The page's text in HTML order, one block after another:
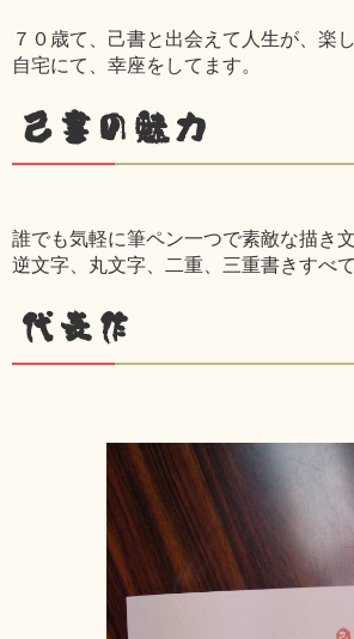
７０歳て、己書と出会えて人生が、楽
自宅にて、幸座をしてます。
己書の魅力
誰でも気軽に筆ペン一つで素敵な描き
逆文字、丸文字、二重、三重書きすべ
代表作